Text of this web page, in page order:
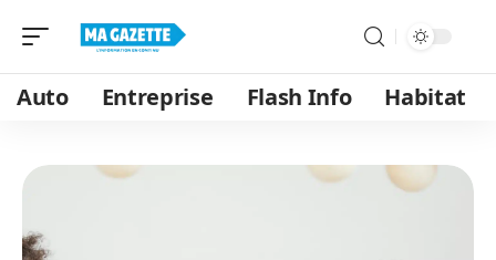
Auto Entreprise Flash Info Habitat